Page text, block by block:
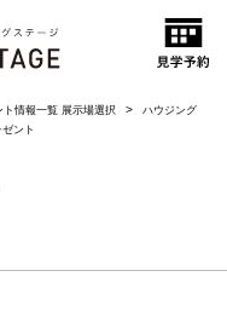
情報一覧 展示場選択
ハウジング
ント